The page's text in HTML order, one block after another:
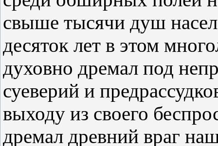
свыше тысячи душ
десяток лет в этом
духовно дремал под
суеверий и
выходу из своего
дремал древний враг